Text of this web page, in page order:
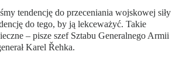
tendencję do przeceniania wojskowej siły
do tego, by ją lekceważyć. Takie
– pisze szef Sztabu Generalnego Armii
Karel Řehka.